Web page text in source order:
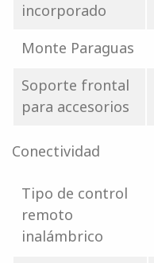
incorporado
Monte Paraguas
Soporte frontal
para accesorios
Conectividad
Tipo de control
remoto
inalámbrico